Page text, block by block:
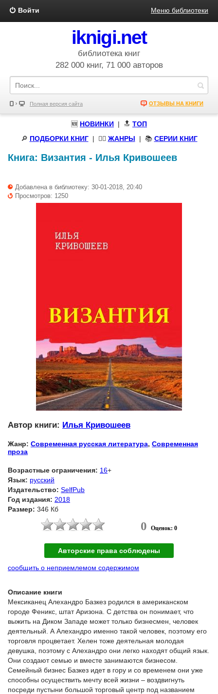
Войти Меню библиотеки
iknigi.net
библиотека книг
282 000 книг, 71 000 авторов
Полная версия сайта ОТЗЫВЫ НА КНИГИ
🆕 НОВИНКИ | 🔝 ТОП
🔎 ПОДБОРКИ КНИГ| 🧝‍♀️ ЖАНРЫ | 📚 СЕРИИ КНИГ
Книга: Византия - Илья Кривошеев
Добавлена в библиотеку: 30-01-2018, 20:40
Просмотров: 1250
Автор книги: Илья Кривошеев
Жанр: Современная русская литература, Современная
проза
Возрастные ограничения: 16+
Язык: русский
Издательство: SelfPub
Год издания: 2018
Размер: 346 Кб
0 Оценок: 0
Авторские права соблюдены
сообщить о неприемлемом содержимом
Описание книги
Мексиканец Алехандро Базкез родился в американском
городе Феникс, штат Аризона. С детства он понимает, что
выжить на Диком Западе может только бизнесмен, человек
деятельный. А Алехандро именно такой человек, поэтому его
торговля процветает. Хелен тоже деятельная молодая
девушка, поэтому с Алехандро они легко находят общий язык.
Они создают семью и вместе занимаются бизнесом.
Семейный бизнес Базкез идет в гору и со временем они уже
способны осуществить мечту всей жизни – воздвигнуть
посреди пустыни большой торговый центр под названием